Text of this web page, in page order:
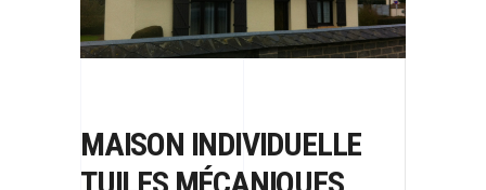
MAISON INDIVIDUELLE